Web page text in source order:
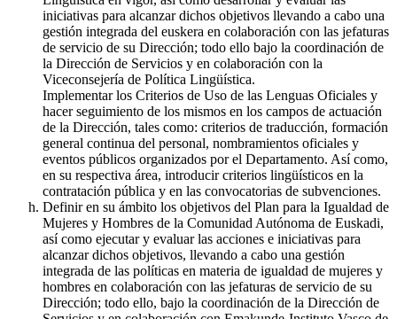
iniciativas para alcanzar dichos objetivos llevando a cabo una
gestión integrada del euskera en colaboración con las jefaturas
de servicio de su Dirección; todo ello bajo la coordinación de
la Dirección de Servicios y en colaboración con la
Viceconsejería de Política Lingüística.
Implementar los Criterios de Uso de las Lenguas Oficiales y
hacer seguimiento de los mismos en los campos de actuación
de la Dirección, tales como: criterios de traducción, formación
general continua del personal, nombramientos oficiales y
eventos públicos organizados por el Departamento. Así como,
en su respectiva área, introducir criterios lingüísticos en la
contratación pública y en las convocatorias de subvenciones.
Definir en su ámbito los objetivos del Plan para la Igualdad de
Mujeres y Hombres de la Comunidad Autónoma de Euskadi,
así como ejecutar y evaluar las acciones e iniciativas para
alcanzar dichos objetivos, llevando a cabo una gestión
integrada de las políticas en materia de igualdad de mujeres y
hombres en colaboración con las jefaturas de servicio de su
Dirección; todo ello, bajo la coordinación de la Dirección de